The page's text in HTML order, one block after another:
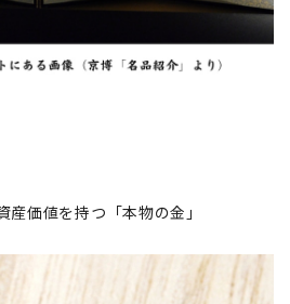
産価値を持つ「本物の金」